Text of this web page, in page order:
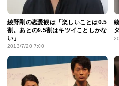
綾野剛の恋愛観は「楽しいことは0.5
割。あとの9.5割はキツイことしかな
い」
2013/7/20 7:00